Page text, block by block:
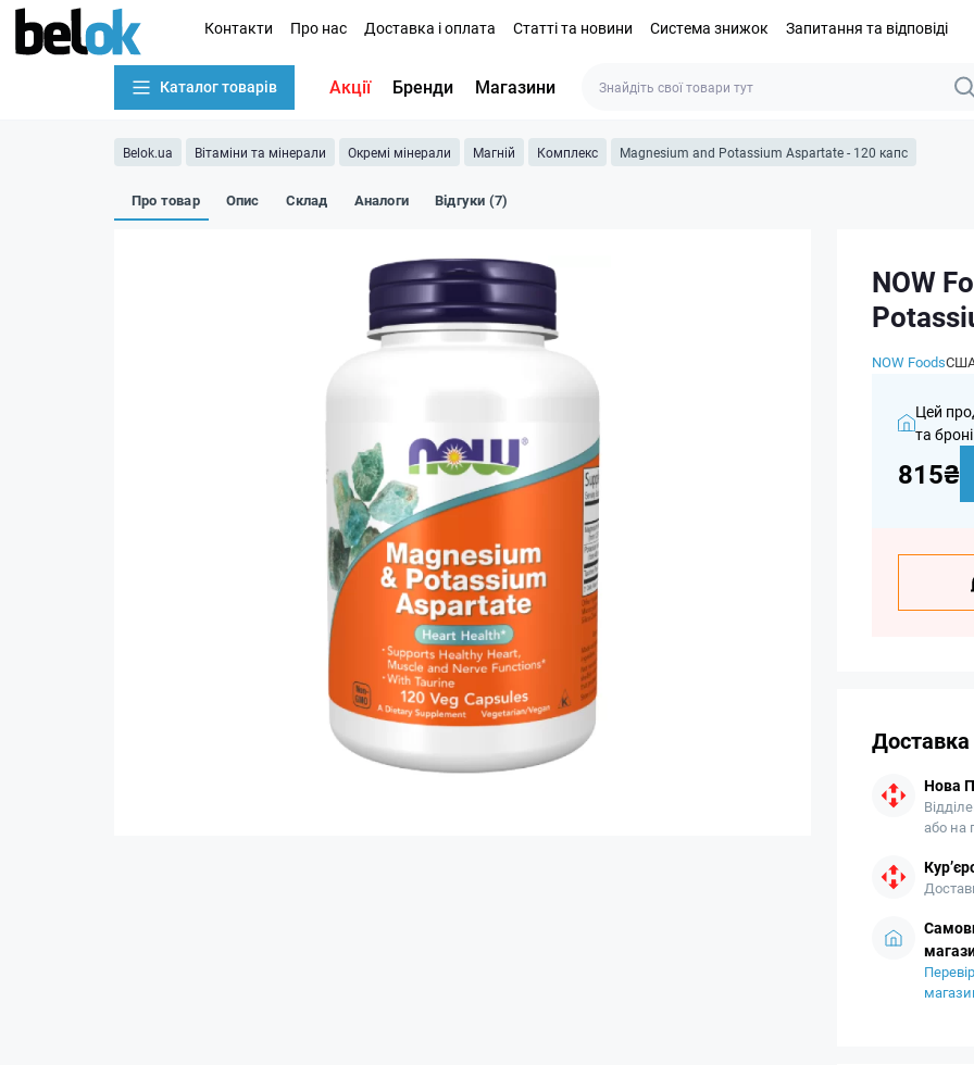
Контакти Про нас Доставка і оплата Статті та новини Система знижок Запитання та відповіді
Каталог товарів Акції Бренди Магазини
Belok.ua Вітаміни та мінерали Окремі мінерали Магній Комплекс Magnesium and Potassium Aspartate - 120 капс
Про товар Опис Склад Аналоги Відгуки (7)
NOW
NOW Foods
Цей
та
815₴
Доставка
Нова
або на